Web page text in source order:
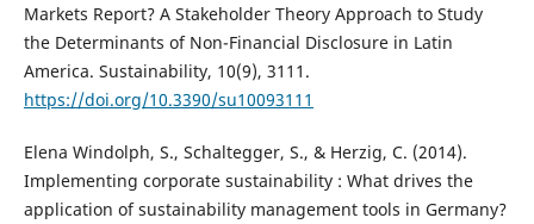
Markets Report? A Stakeholder Theory Approach to Study
the Determinants of Non-Financial Disclosure in Latin
America. Sustainability, 10(9), 3111.
https://doi.org/10.3390/su10093111
Elena Windolph, S., Schaltegger, S., & Herzig, C. (2014).
Implementing corporate sustainability : What drives the
application of sustainability management tools in Germany?